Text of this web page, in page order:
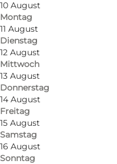
10 August
Montag
11 August
Dienstag
12 August
Mittwoch
13 August
Donnerstag
14 August
Freitag
15 August
Samstag
16 August
Sonntag